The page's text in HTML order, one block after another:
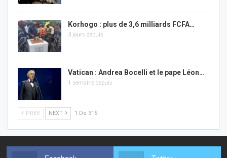
Korhogo : plus de 3,6 milliards FCFA…
3 jours depuis
Vatican : Andrea Bocelli et le pape Léon…
1 semaine depuis
PREV NEXT 1 De 315